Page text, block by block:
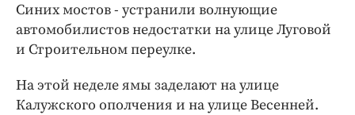
Синих мостов - устранили волнующие
автомобилистов недостатки на улице Луговой
и Строительном переулке.
На этой неделе ямы заделают на улице
Калужского ополчения и на улице Весенней.